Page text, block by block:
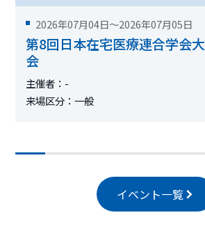
2026年07月04日～2026年07月05日
第8回日本在宅医療連合学会大
会
主催者：-
来場区分：一般
イベント一覧